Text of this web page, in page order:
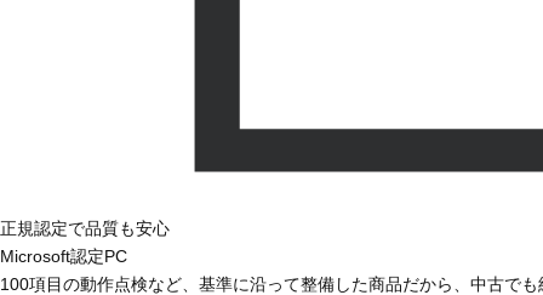
正規認定で品質も安心
Microsoft認定PC
100項目の動作点検など、基準に沿って整備した商品だから、中古で